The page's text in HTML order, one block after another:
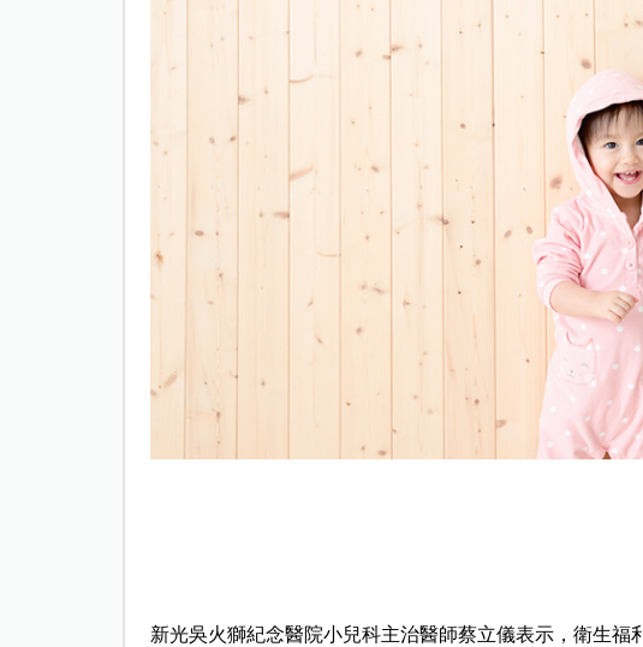
新光吳火獅紀念醫院小兒科主治醫師蔡立儀表示，衛生福